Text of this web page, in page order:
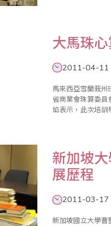
大馬珠
2011-04-11
馬來西亞雪蘭莪
省商業會珠算委
焰表示，此次培訓
新加坡
展歷程
2011-03-17
新加坡國立大學曹